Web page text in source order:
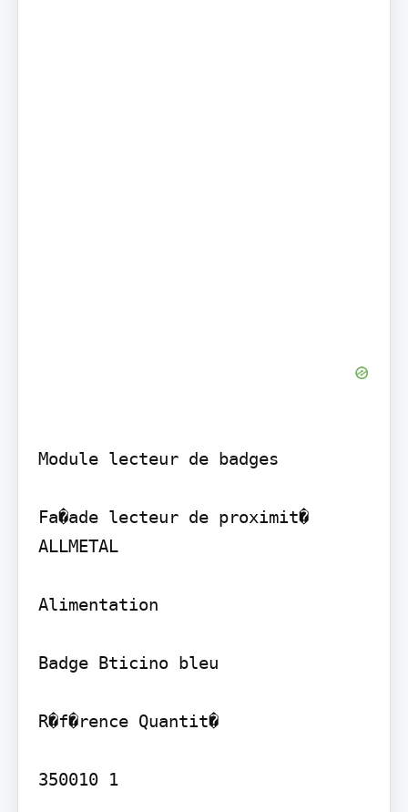
Module lecteur de badges
Fa�ade lecteur de proximit�
ALLMETAL
Alimentation
Badge Bticino bleu
R�f�rence Quantit�
350010 1